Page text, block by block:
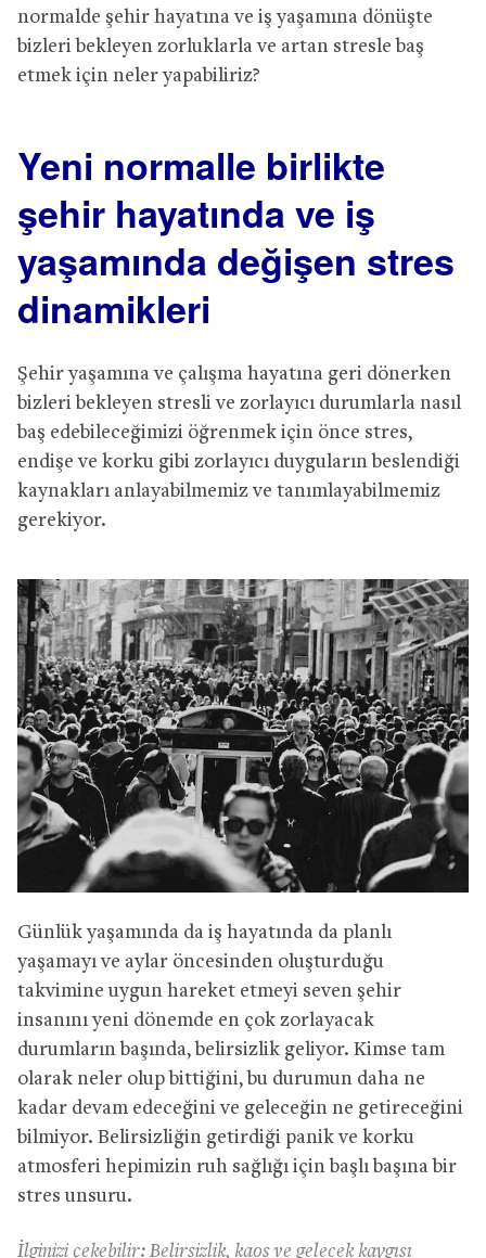
normalde şehir hayatına ve iş yaşamına dönüşte
bizleri bekleyen zorluklarla ve artan stresle baş
etmek için neler yapabiliriz?
Yeni normalle birlikte
şehir hayatında ve iş
yaşamında değişen stres
dinamikleri
Şehir yaşamına ve çalışma hayatına geri dönerken
bizleri bekleyen stresli ve zorlayıcı durumlarla nasıl
baş edebileceğimizi öğrenmek için önce stres,
endişe ve korku gibi zorlayıcı duyguların beslendiği
kaynakları anlayabilmemiz ve tanımlayabilmemiz
gerekiyor.
Günlük yaşamında da iş hayatında da planlı
yaşamayı ve aylar öncesinden oluşturduğu
takvimine uygun hareket etmeyi seven şehir
insanını yeni dönemde en çok zorlayacak
durumların başında, belirsizlik geliyor. Kimse tam
olarak neler olup bittiğini, bu durumun daha ne
kadar devam edeceğini ve geleceğin ne getireceğini
bilmiyor. Belirsizliğin getirdiği panik ve korku
atmosferi hepimizin ruh sağlığı için başlı başına bir
stres unsuru.
İlginizi çekebilir: Belirsizlik, kaos ve gelecek kaygısı